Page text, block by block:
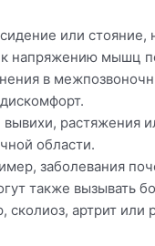
или стояние,
напряжению мышц
в
растяжения
области.
заболевания
также вызывать
артрит или